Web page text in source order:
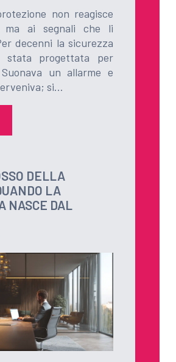
non reagisce
ma ai segnali che li
decenni la sicurezza
stata progettata per
un allarme e
si…
DELLA
LA
NASCE DAL